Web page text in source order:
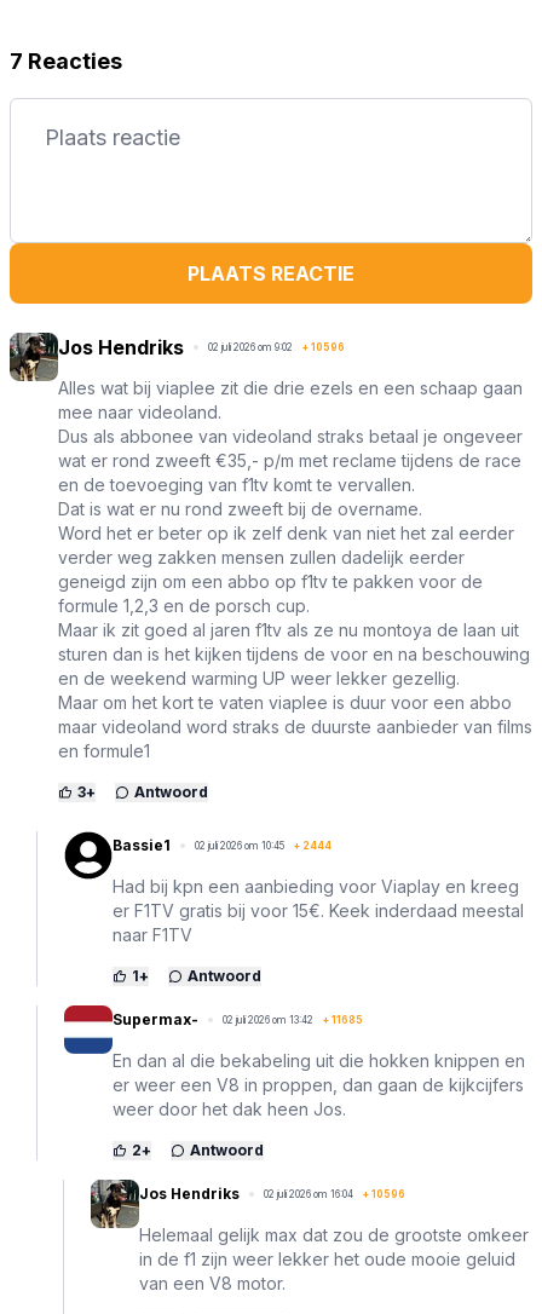
7 Reacties
PLAATS REACTIE
Jos Hendriks 02 juli 2026 om 9:02 + 10596
Alles wat bij viaplee zit die drie ezels en een schaap gaan
mee naar videoland.
Dus als abbonee van videoland straks betaal je ongeveer
wat er rond zweeft €35,- p/m met reclame tijdens de race
en de toevoeging van f1tv komt te vervallen.
Dat is wat er nu rond zweeft bij de overname.
Word het er beter op ik zelf denk van niet het zal eerder
verder weg zakken mensen zullen dadelijk eerder
geneigd zijn om een abbo op f1tv te pakken voor de
formule 1,2,3 en de porsch cup.
Maar ik zit goed al jaren f1tv als ze nu montoya de laan uit
sturen dan is het kijken tijdens de voor en na beschouwing
en de weekend warming UP weer lekker gezellig.
Maar om het kort te vaten viaplee is duur voor een abbo
maar videoland word straks de duurste aanbieder van films
en formule1
3+ Antwoord
Bassie1 02 juli 2026 om 10:45 + 2444
Had bij kpn een aanbieding voor Viaplay en kreeg
er F1TV gratis bij voor 15€. Keek inderdaad meestal
naar F1TV
1+ Antwoord
Supermax- 02 juli 2026 om 13:42 + 11685
En dan al die bekabeling uit die hokken knippen en
er weer een V8 in proppen, dan gaan de kijkcijfers
weer door het dak heen Jos.
2+ Antwoord
Jos Hendriks 02 juli 2026 om 16:04 + 10596
Helemaal gelijk max dat zou de grootste omkeer
in de f1 zijn weer lekker het oude mooie geluid
van een V8 motor.